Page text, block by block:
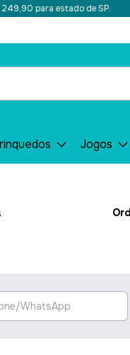
249,90 para estado de SP.
Jogos